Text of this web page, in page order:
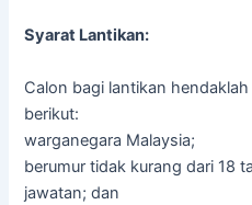
Syarat Lantikan:
Calon bagi lantikan
berikut:
warganegara Malaysia;
berumur tidak kurang dari 18
jawatan; dan